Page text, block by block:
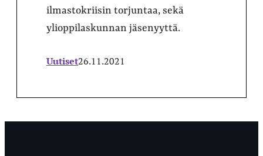
ilmastokriisin torjuntaa, sekä
ylioppilaskunnan jäsenyyttä.
Uutiset26.11.2021